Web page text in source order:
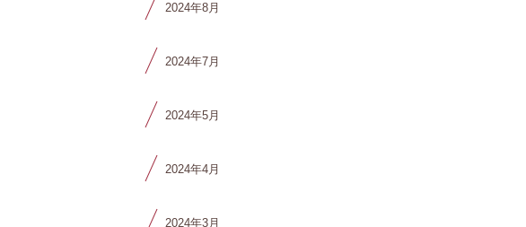
2024年8月
2024年7月
2024年5月
2024年4月
2024年3月